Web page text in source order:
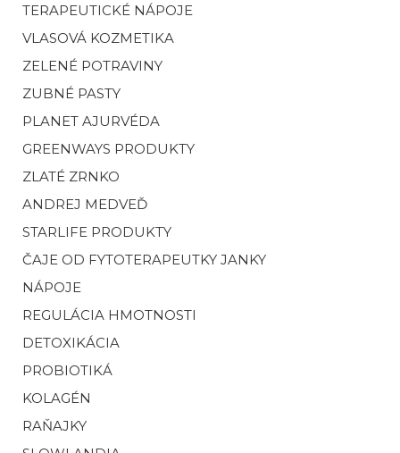
TERAPEUTICKÉ NÁPOJE
VLASOVÁ KOZMETIKA
ZELENÉ POTRAVINY
ZUBNÉ PASTY
PLANET AJURVÉDA
GREENWAYS PRODUKTY
ZLATÉ ZRNKO
ANDREJ MEDVEĎ
STARLIFE PRODUKTY
ČAJE OD FYTOTERAPEUTKY JANKY
NÁPOJE
REGULÁCIA HMOTNOSTI
DETOXIKÁCIA
PROBIOTIKÁ
KOLAGÉN
RAŇAJKY